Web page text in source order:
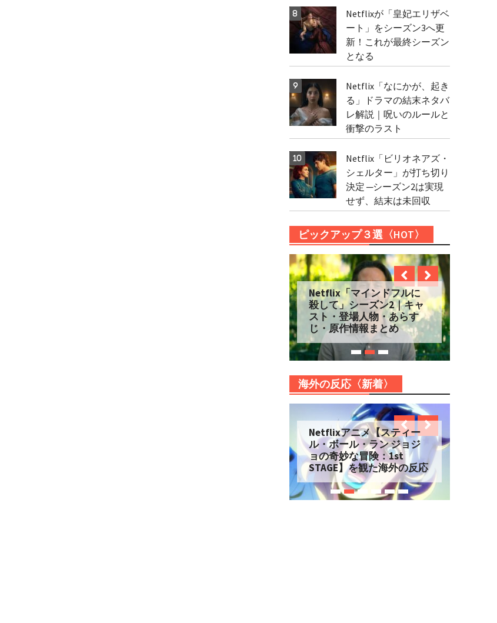
Netflixが「皇妃エリザベ
ート」をシーズン3へ更
新！これが最終シーズン
となる
Netflix「なにかが、起き
る」ドラマの結末ネタバ
レ解説｜呪いのルールと
衝撃のラスト
Netflix「ビリオネアズ・
シェルター」が打ち切り
決定 ─シーズン2は実現
せず、結末は未回収
ピックアップ３選〈HOT〉
Netflix「マインドフルに
殺して」シーズン2｜キャ
スト・登場人物・あらす
じ・原作情報まとめ
海外の反応〈新着〉
Netflixアニメ【スティー
ル・ボール・ラン ジョジ
ョの奇妙な冒険：1st
STAGE】を観た海外の反応